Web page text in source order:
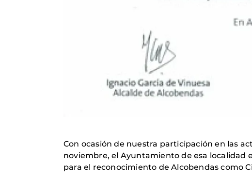
Con ocasión de nuestra participación en las
noviembre, el Ayuntamiento de esa localidad
para el reconocimiento de Alcobendas como